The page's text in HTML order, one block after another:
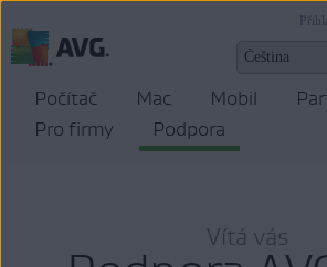
Počítač Mac Mobil
Pro firmy
Podpora
Vítá vás